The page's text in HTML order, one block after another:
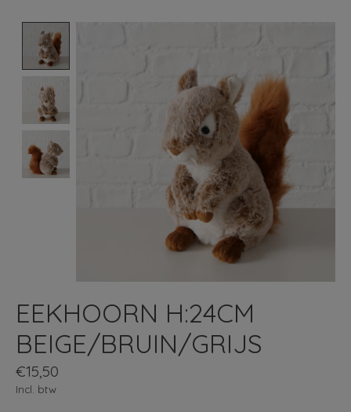
EEKHOORN H:24CM
BEIGE/BRUIN/GRIJS
€15,50
Incl. btw